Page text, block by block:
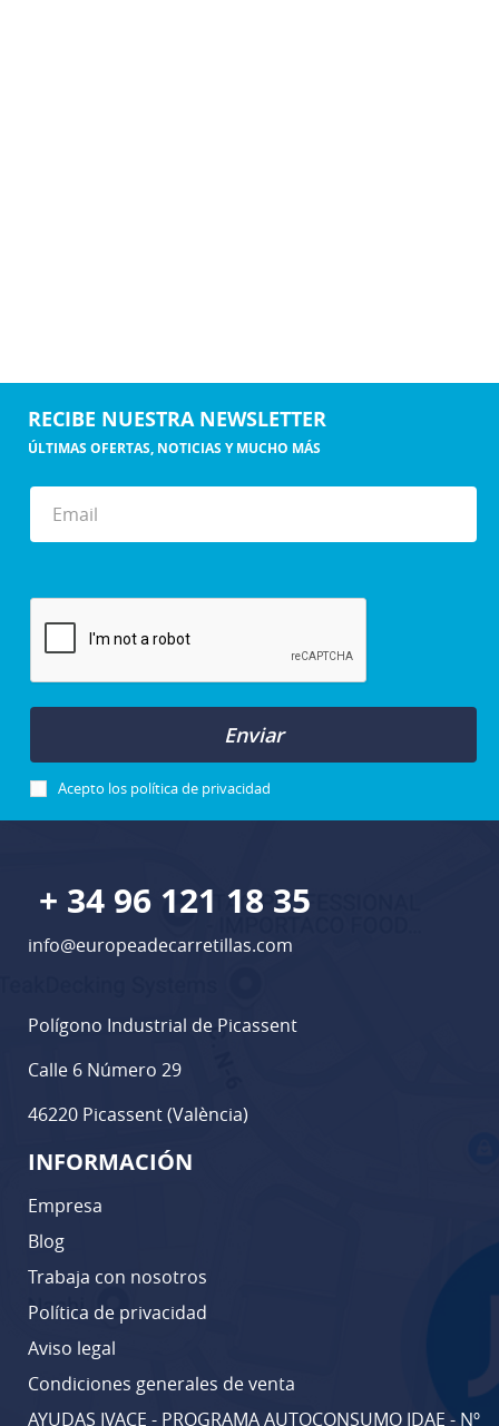
RECIBE NUESTRA NEWSLETTER
ÚLTIMAS OFERTAS, NOTICIAS Y MUCHO MÁS
Enviar
Acepto los política de privacidad
+ 34 96 121 18 35
info@europeadecarretillas.com
Polígono Industrial de Picassent
Calle 6 Número 29
46220 Picassent (València)
INFORMACIÓN
Empresa
Blog
Trabaja con nosotros
Política de privacidad
Aviso legal
Condiciones generales de venta
AYUDAS IVACE - PROGRAMA AUTOCONSUMO IDAE - Nº